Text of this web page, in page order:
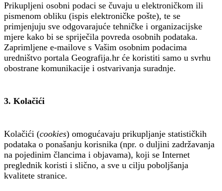
Prikupljeni osobni podaci se čuvaju u elektroničkom ili
pismenom obliku (ispis elektroničke pošte), te se
primjenjuju sve odgovarajuće tehničke i organizacijske
mjere kako bi se spriječila povreda osobnih podataka.
Zaprimljene e-mailove s Vašim osobnim podacima
uredništvo portala Geografija.hr će koristiti samo u svrhu
obostrane komunikacije i ostvarivanja suradnje.
3. Kolačići
Kolačići (cookies) omogućavaju prikupljanje statističkih
podataka o ponašanju korisnika (npr. o duljini zadržavanja
na pojedinim člancima i objavama), koji se Internet
preglednik koristi i slično, a sve u cilju poboljšanja
kvalitete stranice.